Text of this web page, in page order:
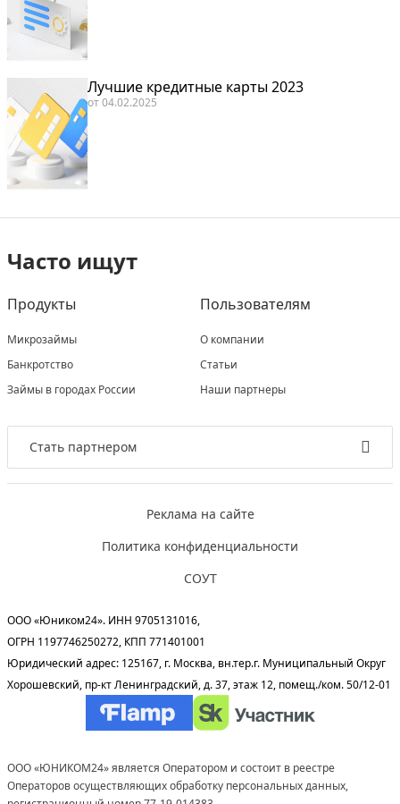
Лучшие кредитные карты 2023
от04.02.2025
Часто ищут
Продукты
Микрозаймы
Банкротство
Займы в городах России
Пользователям
О компании
Статьи
Наши партнеры
Стать партнером
Реклама на сайте
Политика конфиденциальности
СОУТ
ООО «Юником24». ИНН 9705131016,
ОГРН 1197746250272, КПП 771401001
Юридический адрес: 125167, г. Москва, вн.тер.г. Муниципальный Округ
Хорошевский, пр-кт Ленинградский, д. 37, этаж 12, помещ./ком. 50/12-01
ООО «ЮНИКОМ24» является Оператором и состоит в реестре
Операторов осуществляющих обработку персональных данных,